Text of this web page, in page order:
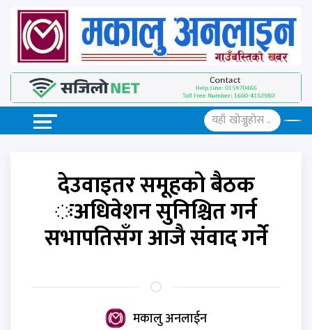
देउवाइतर समूहको बैठक
ःअधिवेशन सुनिश्चित गर्न
सभापतिसँग आजै संवाद गर्ने
मकालु अनलाईन